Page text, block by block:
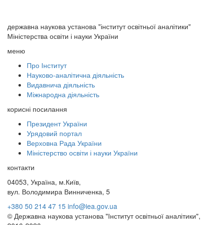
державна наукова установа "інститут освітньої аналітики"
Міністерства освіти і науки України
меню
Про Інститут
Науково-аналітична діяльність
Видавнича діяльність
Міжнародна діяльність
корисні посилання
Президент України
Урядовий портал
Верховна Рада України
Міністерство освіти і науки України
контакти
04053, Україна, м.Київ,
вул. Володимира Винниченка, 5
+380 50 214 47 15 info@iea.gov.ua
© Державна наукова установа "Інститут освітньої аналітики",